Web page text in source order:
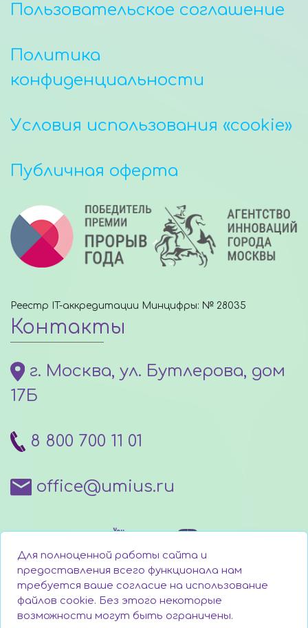
Пользовательское соглашение
Политика
конфиденциальности
Условия использования «cookie»
Публичная оферта
Реестр IT-аккредитации Минцифры: № 28035
Контакты
г. Москва, ул. Бутлерова, дом
17Б
8 800 700 11 01
office@umius.ru
Написать директору
Для полноценной работы сайта и
предоставления всего функционала нам
требуется ваше согласие на использование
файлов cookie. Без этого некоторые
возможности могут быть ограничены.